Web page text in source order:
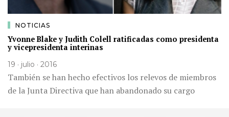
NOTICIAS
Yvonne Blake y Judith Colell ratificadas como presidenta
y vicepresidenta interinas
19 · julio · 2016
También se han hecho efectivos los relevos de miembros
de la Junta Directiva que han abandonado su cargo